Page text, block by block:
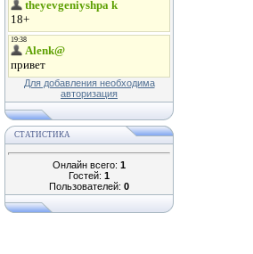
Для добавления необходима
авторизация
СТАТИСТИКА
Онлайн всего: 1
Гостей: 1
Пользователей: 0